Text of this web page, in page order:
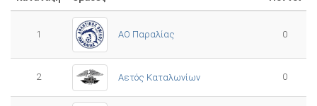
1 ΑΟ Παραλίας 0
2 Αετός Καταλωνίων 0